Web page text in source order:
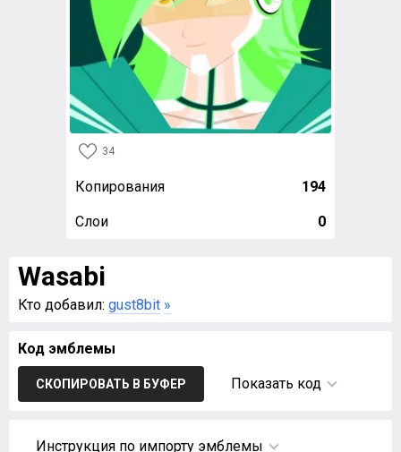
34
Копирования 194
Слои 0
Wasabi
Кто добавил: gust8bit »
Код эмблемы
СКОПИРОВАТЬ В БУФЕР Показать код
Инструкция по импорту эмблемы